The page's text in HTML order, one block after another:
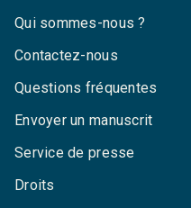
Qui sommes-nous ?
Contactez-nous
Questions fréquentes
Envoyer un manuscrit
Service de presse
Droits